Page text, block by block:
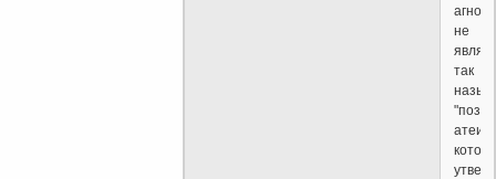
не
так